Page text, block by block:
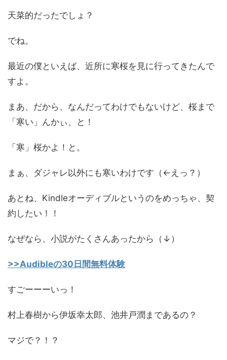
天菜的だったでしょ？
でね。
最近の僕といえば、近所に寒桜を見に行ってきたんで
すよ。
まあ、だから、なんだってわけでもないけど、桜まで
「寒い」んかぃ、と！
「寒」桜かよ！と。
まぁ、ダジャレ以外にも寒いわけです（←えっ？）
あとね、Kindleオーディブルというのをめっちゃ、契
約したい！！
なぜなら、小説がたくさんあったから（↓）
>>Audibleの30日間無料体験
すごーーーいっ！
村上春樹から伊坂幸太郎、池井戸潤まであるの？
マジで？！？